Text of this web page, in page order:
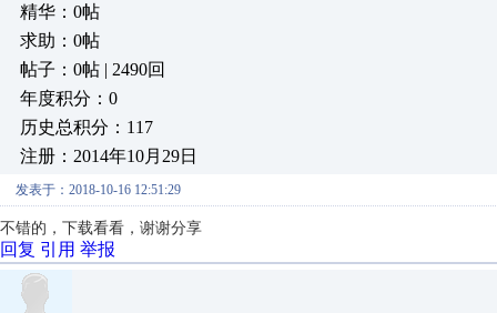
精华：0帖
求助：0帖
帖子：0帖 | 2490回
年度积分：0
历史总积分：117
注册：2014年10月29日
发表于：2018-10-16 12:51:29
不错的，下载看看，谢谢分享
回复 引用 举报